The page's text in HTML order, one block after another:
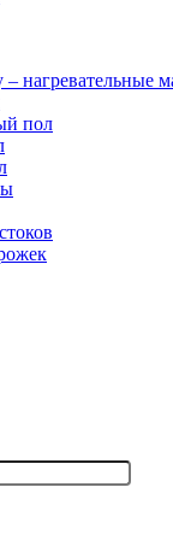
нагревательные
пол